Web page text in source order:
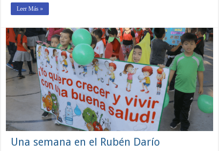
Leer Más »
Una semana en el Rubén Darío